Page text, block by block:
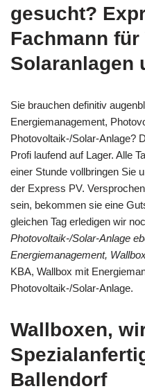
gesucht?
Fachmann für
Solaranlagen
Sie brauchen definitiv
Energiemanagement,
Photovoltaik-/Solar-Anlage?
Profi laufend auf Lager. Alle
einer Stunde vollbringen Sie
der Express PV.
sein, bekommen sie eine
gleichen Tag erledigen wir
Photovoltaik-/Solar-Anlage
Energiemanagement,
KBA, Wallbox mit
Photovoltaik-/Solar-Anlage.
Wallboxen,
Ballendorf